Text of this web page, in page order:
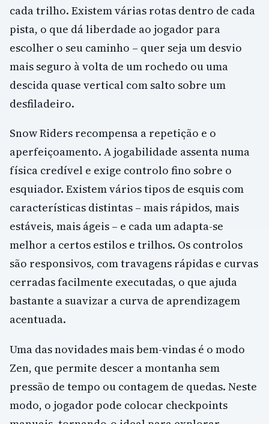
cada trilho. Existem várias rotas dentro de cada
pista, o que dá liberdade ao jogador para
escolher o seu caminho – quer seja um desvio
mais seguro à volta de um rochedo ou uma
descida quase vertical com salto sobre um
desfiladeiro.
Snow Riders recompensa a repetição e o
aperfeiçoamento. A jogabilidade assenta numa
física credível e exige controlo fino sobre o
esquiador. Existem vários tipos de esquis com
características distintas – mais rápidos, mais
estáveis, mais ágeis – e cada um adapta-se
melhor a certos estilos e trilhos. Os controlos
são responsivos, com travagens rápidas e curvas
cerradas facilmente executadas, o que ajuda
bastante a suavizar a curva de aprendizagem
acentuada.
Uma das novidades mais bem-vindas é o modo
Zen, que permite descer a montanha sem
pressão de tempo ou contagem de quedas. Neste
modo, o jogador pode colocar checkpoints